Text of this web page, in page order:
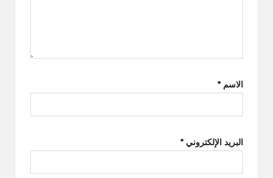
الاسم *
البريد الإلكتروني *